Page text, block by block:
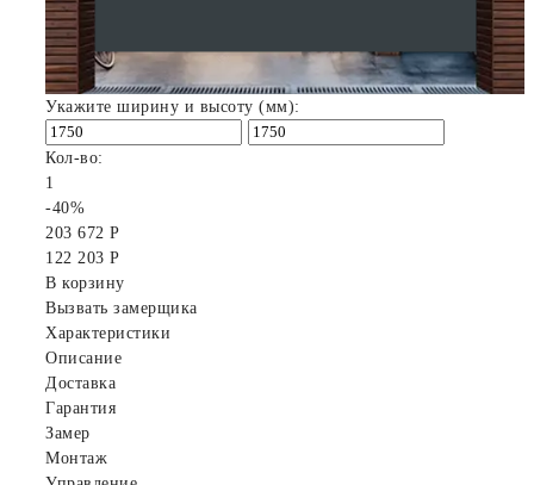
Укажите ширину и высоту (мм):
Кол-во:
1
-40%
203 672 Р
122 203 Р
В корзину
Вызвать замерщика
Характеристики
Описание
Доставка
Гарантия
Замер
Монтаж